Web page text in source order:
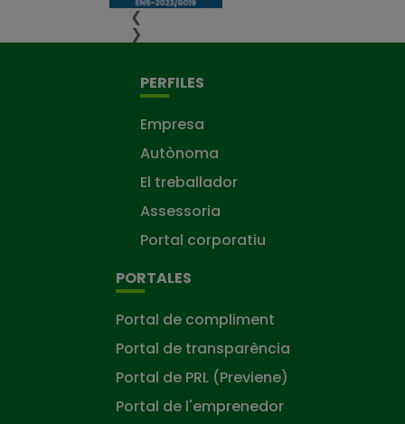
❮
❯
PERFILES
Empresa
Autònoma
El treballador
Assessoria
Portal corporatiu
PORTALES
Portal de compliment
Portal de transparència
Portal de PRL (Previene)
Portal de l'emprenedor